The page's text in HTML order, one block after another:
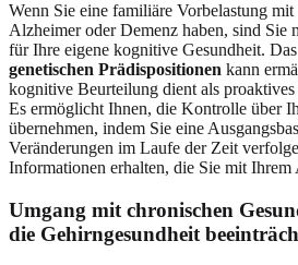
Wenn Sie eine familiäre Vorbelastung
Alzheimer oder Demenz haben, sind Sie
für Ihre eigene kognitive Gesundheit.
genetischen Prädispositionen kann
kognitive Beurteilung dient als
Es ermöglicht Ihnen, die Kontrolle über
übernehmen, indem Sie eine
Veränderungen im Laufe der Zeit
Informationen erhalten, die Sie mit Ihrem
Umgang mit chronischen
die Gehirngesundheit